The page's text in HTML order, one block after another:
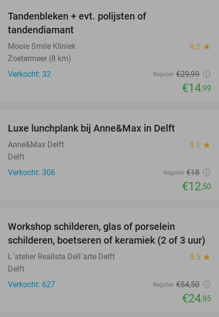
Tandenbleken + evt. polijsten of
tandendiamant
Mooie Smile Kliniek 9.2 star
Zoetermeer (8 km)
Verkocht: 32
Regulier €29,99
€14,99
Luxe lunchplank bij Anne&Max in Delft
Anne&Max Delft 9.1 star
Delft
Verkocht: 306
Regulier €18
€12,50
Workshop schilderen, glas of porselein
schilderen, boetseren of keramiek (2 of 3 uur)
L´atelier Realista Dell´arte Delft 9.5 star
Delft
Verkocht: 627
Regulier €54,50
€24,95